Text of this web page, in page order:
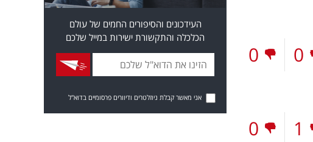
0
0
1
0
העידכונים והסיפורים החמים של עולם
הכלכלה והתקשורת ישירות במייל שלכם
אני מאשר קבלת ניוזלטרים ודיוורים פרסומיים בדוא"ל